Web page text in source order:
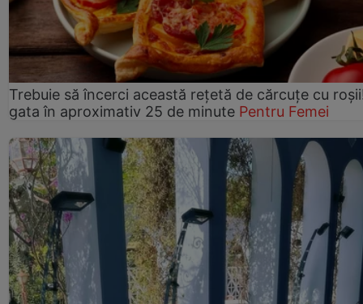
Trebuie să încerci această rețetă de cărcuțe cu
gata în aproximativ 25 de minute Pentru Femei